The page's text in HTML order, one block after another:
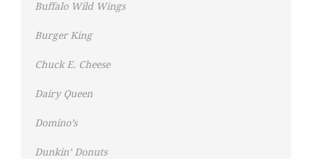
Buffalo Wild Wings
Burger King
Chuck E. Cheese
Dairy Queen
Domino’s
Dunkin’ Donuts